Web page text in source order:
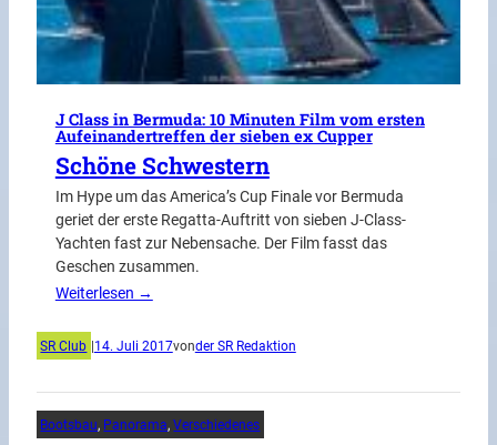
J Class in Bermuda: 10 Minuten Film vom ersten
Aufeinandertreffen der sieben ex Cupper
Schöne Schwestern
Im Hype um das America’s Cup Finale vor Bermuda
geriet der erste Regatta-Auftritt von sieben J-Class-
Yachten fast zur Nebensache. Der Film fasst das
Geschen zusammen.
Weiterlesen →
SR Club |14. Juli 2017vonder SR Redaktion
Bootsbau, Panorama, Verschiedenes